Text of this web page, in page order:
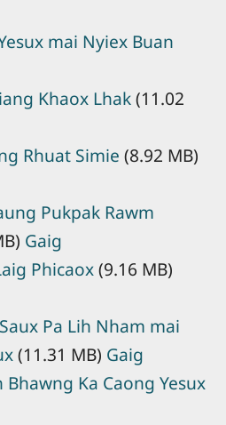
mai Nyiex Buan
Khaox Lhak(11.02
Rhuat Simie (8.92 MB)
Pukpak Rawm
Gaig
Phicaox(9.16 MB)
Pa Lih Nham mai
(11.31 MB) Gaig
Ka Caong Yesux